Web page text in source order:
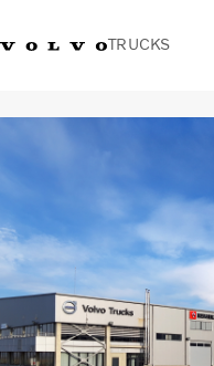
TRUCKS
Merchandise
Soluții de transport
Camioane
Servicii
Dealer locator
News
Despre noi
Contactați-ne